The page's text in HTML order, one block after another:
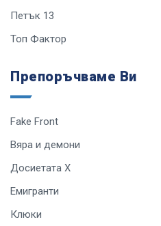
Петък 13
Топ Фактор
Препоръчваме Ви
Fake Front
Вяра и демони
Досиетата Х
Емигранти
Клюки